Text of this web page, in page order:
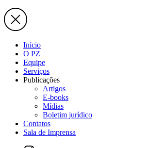
Início
O PZ
Equipe
Serviços
Publicações
Artigos
E-books
Mídias
Boletim jurídico
Contatos
Sala de Imprensa